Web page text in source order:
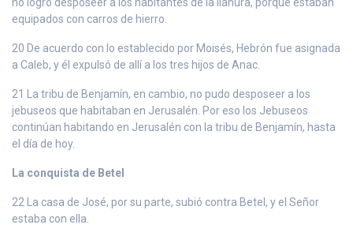
equipados con carros de hierro.
20 De acuerdo con lo establecido por Moisés, Hebrón fue asignada
a Caleb, y él expulsó de allí a los tres hijos de Anac.
21 La tribu de Benjamín, en cambio, no pudo desposeer a los
jebuseos que habitaban en Jerusalén. Por eso los Jebuseos
continúan habitando en Jerusalén con la tribu de Benjamín, hasta
el día de hoy.
La conquista de Betel
22 La casa de José, por su parte, subió contra Betel, y el Señor
estaba con ella.